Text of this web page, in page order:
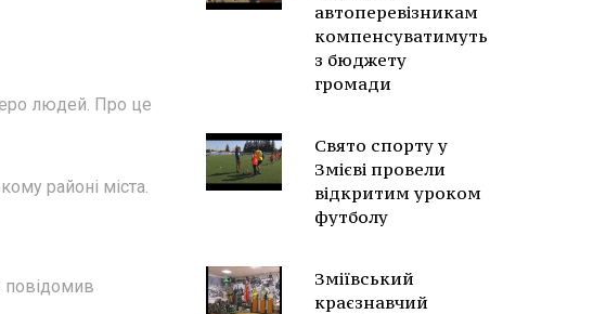
людей. Про це
районі міста.
повідомив
автоперевізникам
компенсуватимуть
з бюджету
громади
Свято спорту у
Змієві провели
відкритим уроком
футболу
Зміївський
краєзнавчий